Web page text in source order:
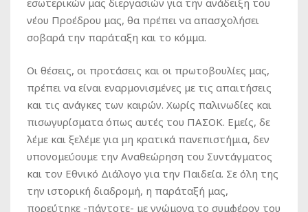
νέου Προέδρου μας, θα πρέπει να απασχολήσει
σοβαρά την παράταξη και το κόμμα.
Οι θέσεις, οι προτάσεις και οι πρωτοβουλίες μας,
πρέπει να είναι εναρμονισμένες με τις απαιτήσεις
και τις ανάγκες των καιρών. Χωρίς παλινωδίες και
πισωγυρίσματα όπως αυτές του ΠΑΣΟΚ. Εμείς, δε
λέμε και ξελέμε για μη κρατικά πανεπιστήμια, δεν
υπονομεύουμε την Αναθεώρηση του Συντάγματος
και τον Εθνικό Διάλογο για την Παιδεία. Σε όλη της
την ιστορική διαδρομή, η παράταξή μας,
πορεύτηκε -πάντοτε- με γνώμονα το συμφέρον του